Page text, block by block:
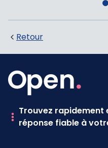
Retour
Trouvez
réponse fiable à